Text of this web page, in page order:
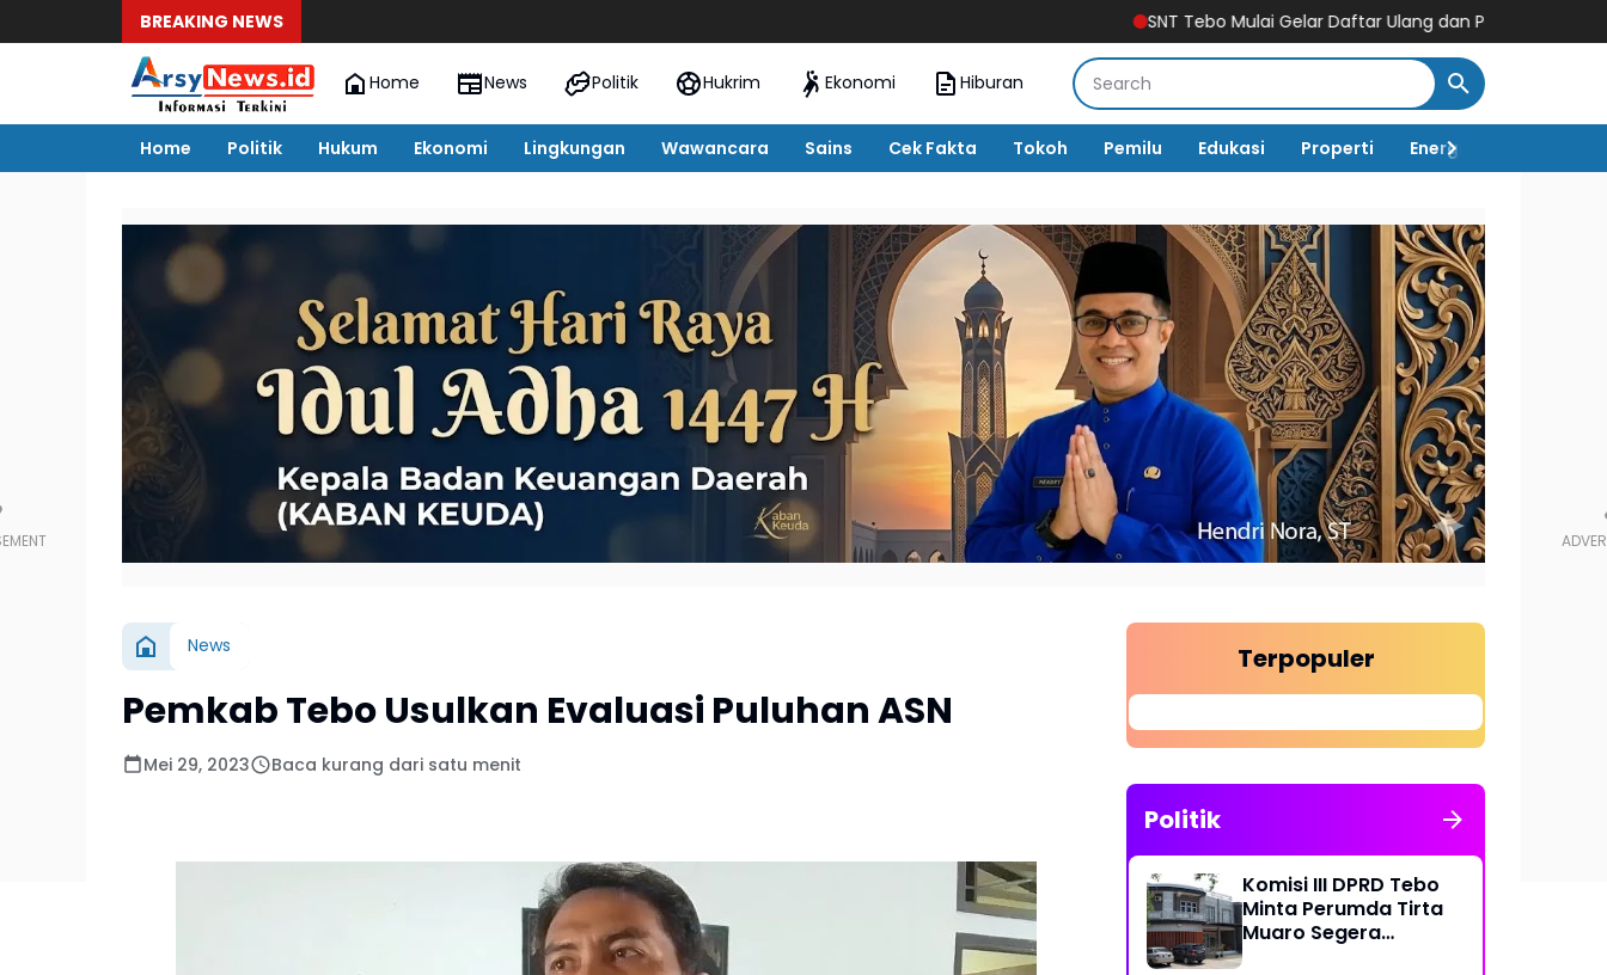
BREAKING NEWS SNT Tebo Mulai Gelar Daftar Ulang dan Pengenalan Lingkungan
Home News Politik Hukrim Ekonomi Hiburan
Home Politik Hukum Ekonomi Lingkungan Wawancara Sains Cek Fakta Tokoh Pemilu Edukasi Properti Energi
News
Pemkab Tebo Usulkan Evaluasi Puluhan ASN
Mei 29, 2023 Baca kurang dari satu menit
Terpopuler
Politik
Komisi III DPRD Tebo
Minta Perumda Tirta
Muaro Segera